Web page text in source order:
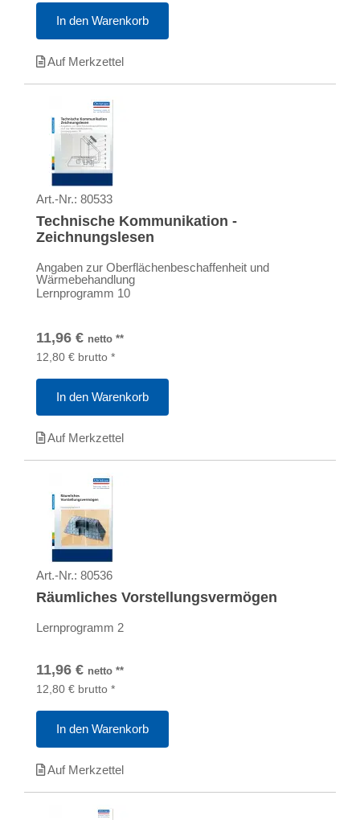
In den Warenkorb
Auf Merkzettel
Art.-Nr.: 80533
Technische Kommunikation -
Zeichnungslesen
Angaben zur Oberflächenbeschaffenheit und
Wärmebehandlung
Lernprogramm 10
11,96 € netto **
12,80 € brutto *
In den Warenkorb
Auf Merkzettel
Art.-Nr.: 80536
Räumliches Vorstellungsvermögen
Lernprogramm 2
11,96 € netto **
12,80 € brutto *
In den Warenkorb
Auf Merkzettel